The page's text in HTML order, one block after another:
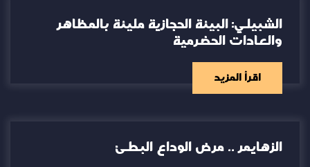
الشبيلي: البيئة الحجازية مليئة بالمظاهر
والعادات الحضرمية
اقرأ المزيد
الزهايمر .. مرض الوداع البطئ